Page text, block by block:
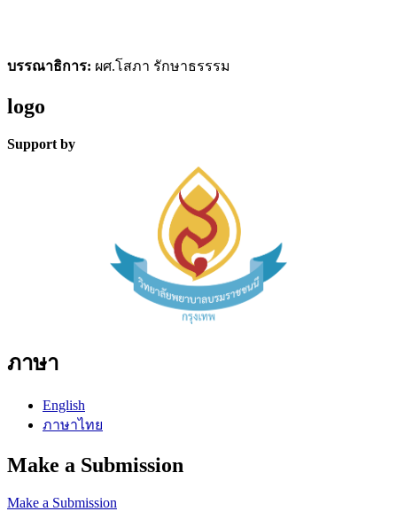
บรรณาธิการ: ผศ.โสภา รักษาธรรรม
logo
Support by
ภาษา
English
ภาษาไทย
Make a Submission
Make a Submission